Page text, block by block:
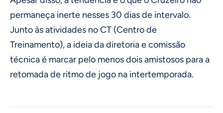
permaneça inerte nesses 30 dias de intervalo.
Junto às atividades no CT (Centro de
Treinamento), a ideia da diretoria e comissão
técnica é marcar pelo menos dois amistosos para a
retomada de ritmo de jogo na intertemporada.